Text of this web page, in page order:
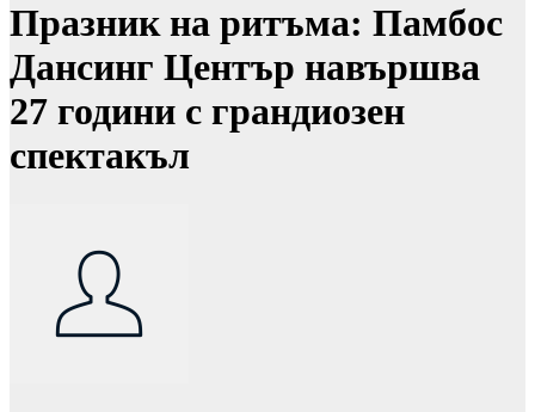
Празник на ритъма: Памбос
Дансинг Център навършва
27 години с грандиозен
спектакъл